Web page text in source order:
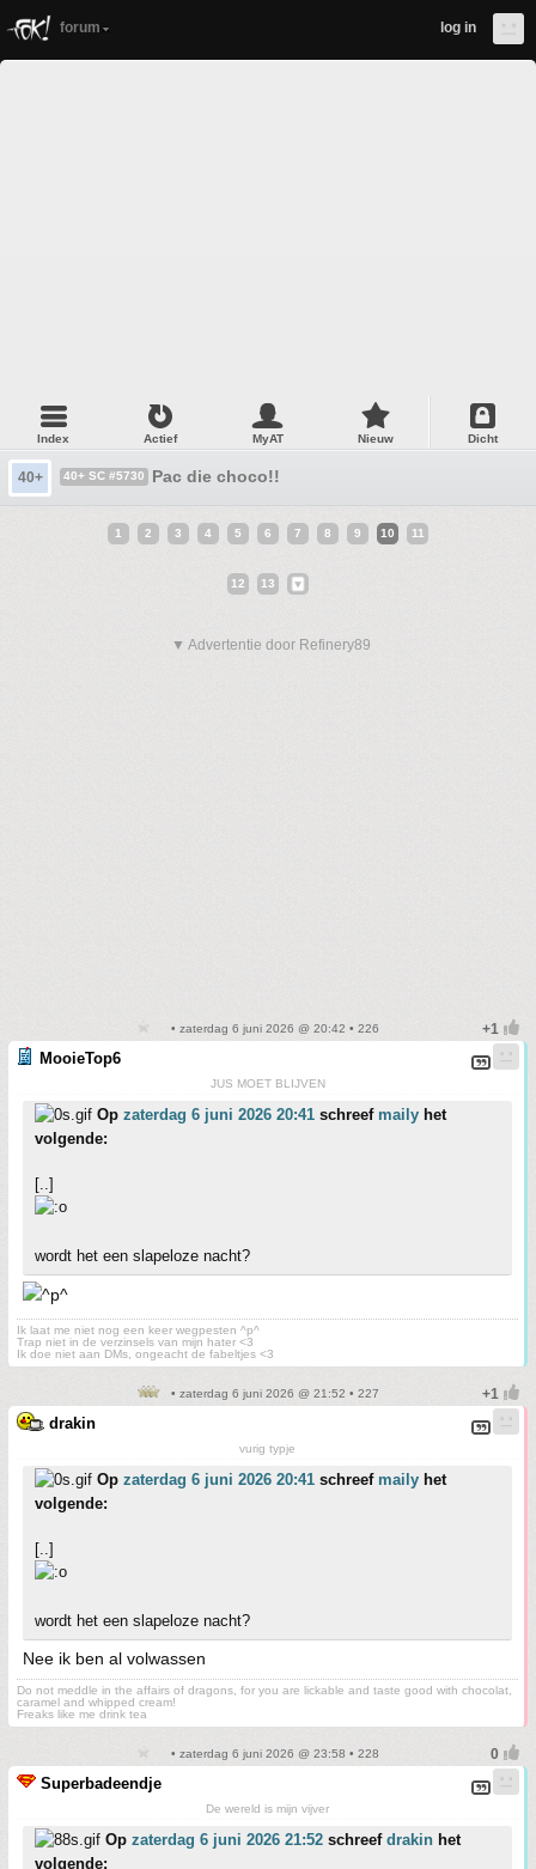
forum log in
Index Actief MyAT Nieuw Dicht
40+ 40+ SC #5730 Pac die choco!!
1 2 3 4 5 6 7 8 9 10 11
12 13
▼ Advertentie door Refinery89
• zaterdag 6 juni 2026 @ 20:42 • 226
MooieTop6
JUS MOET BLIJVEN
Op zaterdag 6 juni 2026 20:41 schreef maily het
volgende:
[..]
wordt het een slapeloze nacht?
Ik laat me niet nog een keer wegpesten ^p^
Trap niet in de verzinsels van mijn hater <3
Ik doe niet aan DMs, ongeacht de fabeltjes <3
• zaterdag 6 juni 2026 @ 21:52 • 227
drakin
vurig typje
Op zaterdag 6 juni 2026 20:41 schreef maily het
volgende:
[..]
wordt het een slapeloze nacht?
Nee ik ben al volwassen
Do not meddle in the affairs of dragons, for you are lickable and taste good with chocolat,
caramel and whipped cream!
Freaks like me drink tea
• zaterdag 6 juni 2026 @ 23:58 • 228
Superbadeendje
De wereld is mijn vijver
Op zaterdag 6 juni 2026 21:52 schreef drakin het
volgende: